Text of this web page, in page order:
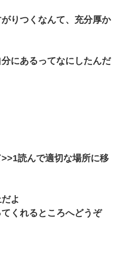
りつくなんて、充分厚か
にあるってなにしたんだ
読んで適切な場所に移
よ
くれるところへどうぞ